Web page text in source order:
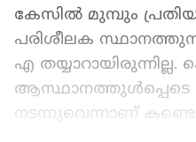
കേസിൽ മുമ്പും
പരിശീലക
എ
ആസ്ഥാനത്തുള്‍പ്പെടെ
നടന്നുവെന്നാണ്